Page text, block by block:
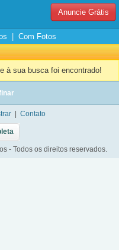
Anuncie Grátis
Com Fotos
à sua busca foi encontrado!
Contato
- Todos os direitos reservados.